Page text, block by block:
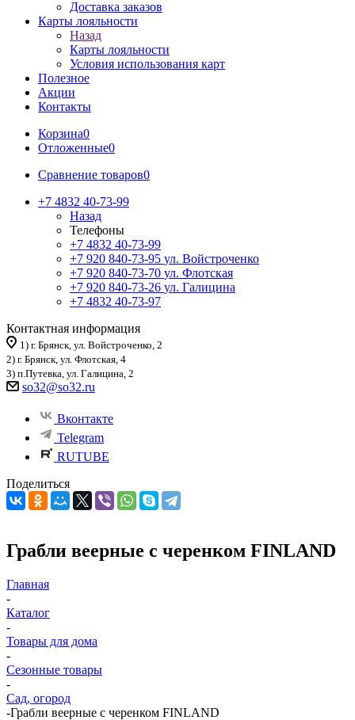
Доставка заказов
Карты лояльности
Назад
Карты лояльности
Условия использования карт
Полезное
Акции
Контакты
Корзина0
Отложенные0
Сравнение товаров0
+7 4832 40-73-99
Назад
Телефоны
+7 4832 40-73-99
+7 920 840-73-95 ул. Войстроченко
+7 920 840-73-70 ул. Флотская
+7 920 840-73-26 ул. Галицина
+7 4832 40-73-97
Контактная информация
1) г. Брянск, ул. Войстроченко, 2
2) г. Брянск, ул. Флотская, 4
3) п.Путевка, ул. Галицина, 2
so32@so32.ru
Вконтакте
Telegram
RUTUBE
Поделиться
Грабли веерные с черенком FINLAND
Главная
-
Каталог
-
Товары для дома
-
Сезонные товары
-
Сад, огород
-Грабли веерные с черенком FINLAND